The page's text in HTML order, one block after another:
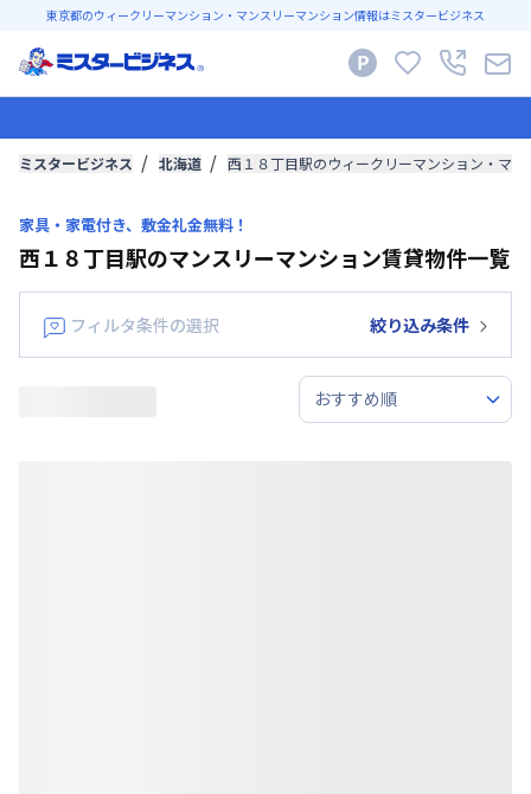
東京都のウィークリーマンション・マンスリーマンション情報はミスタービジネス
ミスタービジネス 北海道 西１８丁目駅のウィークリーマンション・マ
家具・家電付き、敷金礼金無料！
西１８丁目駅のマンスリーマンション賃貸物件一覧
フィルタ条件の選択 絞り込み条件